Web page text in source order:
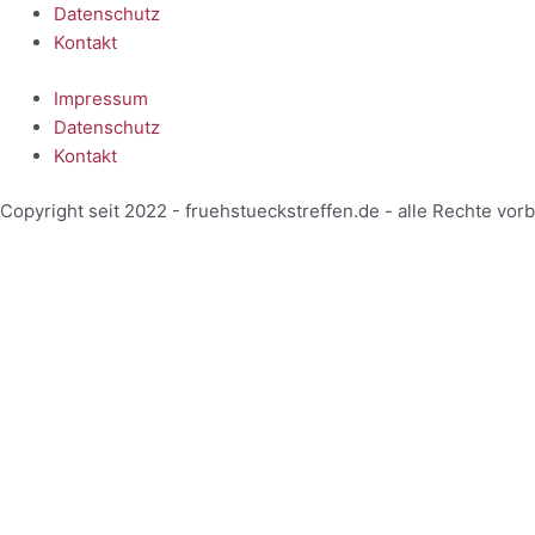
Datenschutz
Kontakt
Impressum
Datenschutz
Kontakt
Copyright seit 2022 - fruehstueckstreffen.de - alle Rechte